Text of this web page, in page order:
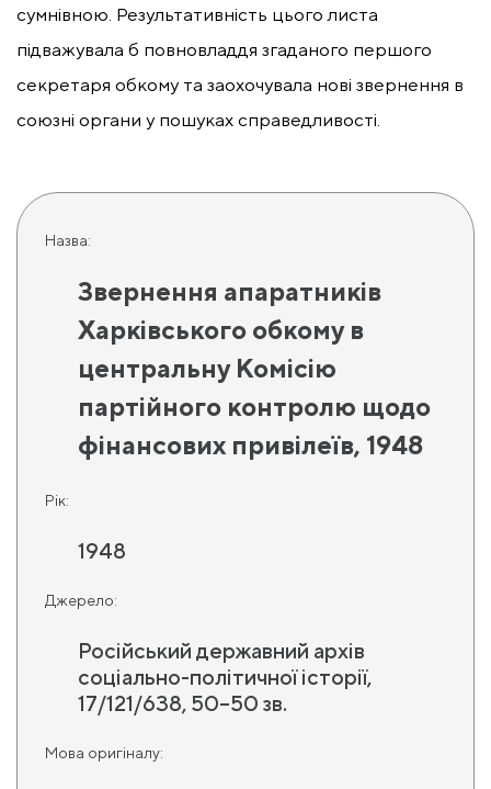
сумнівною. Результативність цього листа
підважувала б повновладдя згаданого першого
секретаря обкому та заохочувала нові звернення в
союзні органи у пошуках справедливості.
Назва:
Звернення апаратників
Харківського обкому в
центральну Комісію
партійного контролю щодо
фінансових привілеїв, 1948
Рік:
1948
Джерело:
Російський державний архів
соціально-політичної історії,
17/121/638, 50–50 зв.
Мова оригіналу: